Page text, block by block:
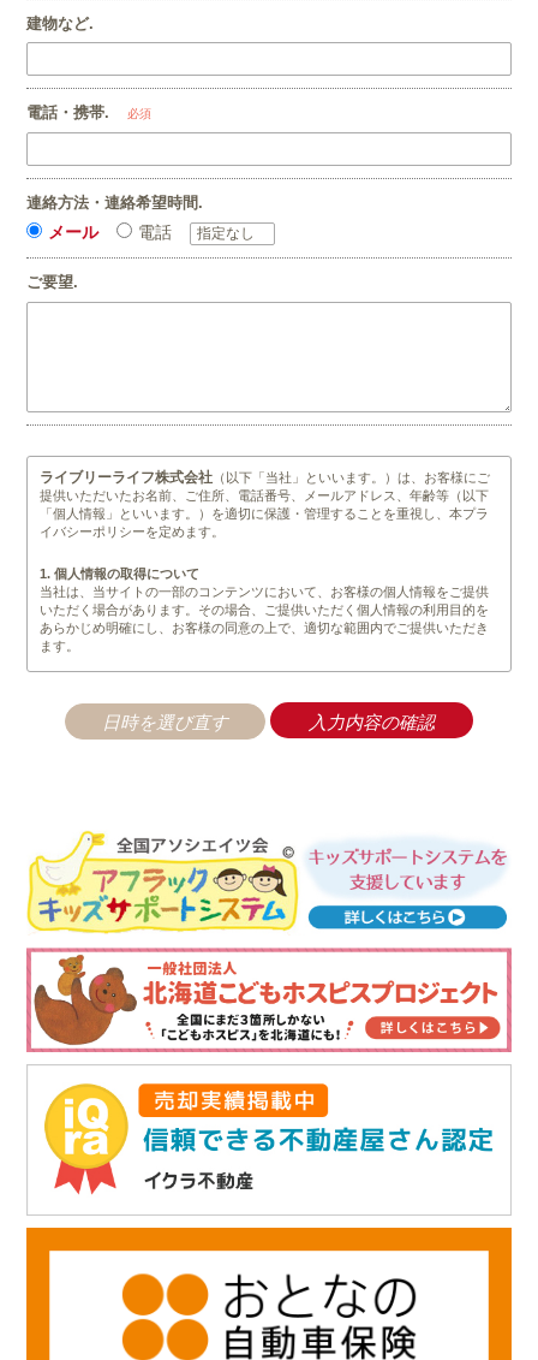
建物など.
電話・携帯. 必須
連絡方法・連絡希望時間.
メール 電話
ご要望.
ライブリーライフ株式会社 （以下「当社」といいます。）は、お客様にご
提供いただいたお名前、ご住所、電話番号、メールアドレス、年齢等（以下
「個人情報」といいます。）を適切に保護・管理することを重視し、本プラ
イバシーポリシーを定めます。
1. 個人情報の取得について
当社は、当サイトの一部のコンテンツにおいて、お客様の個人情報をご提供
いただく場合があります。その場合、ご提供いただく個人情報の利用目的を
あらかじめ明確にし、お客様の同意の上で、適切な範囲内でご提供いただき
ます。
当社は、不正なアクセスや情報の紛失、破綻、改竄、漏洩等が生じぬよう安
全管理を徹底します。業務の一部として、個人情報の取り扱いを業者へ委託
する場合がありますが、秘密保持契約を結んだ上で、委託業者の監督は、当
3. 個人情報の利用について
当社は、取得等の際に示した利用目的の範囲内で、かつ業務の遂行上必要な
限度内で、個人情報を利用します。個人情報の取り扱いを第三者に委託する
場合は、当該第三者に秘密を厳守するよう契約を締結し、その責任の所在を
明確にし、個人情報の安全管理のために必要かつ適切な監督を行います。
4. 個人情報の第三者提供について
当社は、原則として以下に定める場合を除き、個人情報を第三者に提供しま
せん。
・ お客様の同意がある場合
・ 個人情報保護法その他法令に定めのある場合
5. 個人情報に関するお問い合わせ（訂正・開示・削除）について
当社は、お客様がご自身の個人情報について、開示・訂正・利用停止・消去
を申し出られた場合は速やかに対応します。
6. 個人情報保護関連規程の制定・実施・改善
当社は、上記の方針を徹底するため、これを全職員並びに関係者に周知・実
施し、本プライバシーポリシーの内容を継続的に見直し、改善に努めます。
ライブリーライフ株式会社
info@ho-select.com